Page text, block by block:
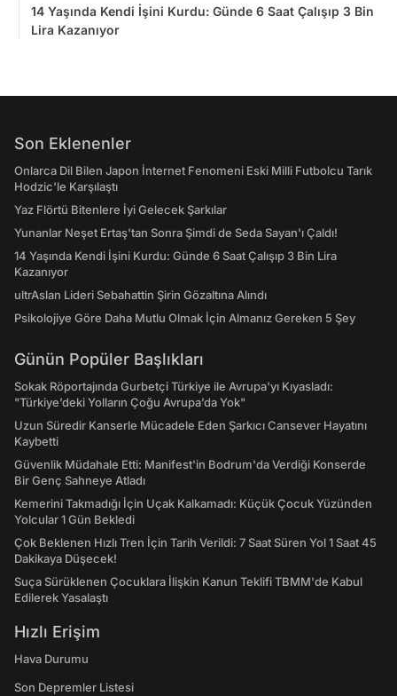
14 Yaşında Kendi İşini Kurdu: Günde 6 Saat Çalışıp 3 Bin
Lira Kazanıyor
Son Eklenenler
Onlarca Dil Bilen Japon İnternet Fenomeni Eski Milli Futbolcu Tarık
Hodzic'le Karşılaştı
Yaz Flörtü Bitenlere İyi Gelecek Şarkılar
Yunanlar Neşet Ertaş'tan Sonra Şimdi de Seda Sayan'ı Çaldı!
14 Yaşında Kendi İşini Kurdu: Günde 6 Saat Çalışıp 3 Bin Lira
Kazanıyor
ultrAslan Lideri Sebahattin Şirin Gözaltına Alındı
Psikolojiye Göre Daha Mutlu Olmak İçin Almanız Gereken 5 Şey
Günün Popüler Başlıkları
Sokak Röportajında Gurbetçi Türkiye ile Avrupa'yı Kıyasladı:
"Türkiye’deki Yolların Çoğu Avrupa’da Yok"
Uzun Süredir Kanserle Mücadele Eden Şarkıcı Cansever Hayatını
Kaybetti
Güvenlik Müdahale Etti: Manifest'in Bodrum'da Verdiği Konserde
Bir Genç Sahneye Atladı
Kemerini Takmadığı İçin Uçak Kalkamadı: Küçük Çocuk Yüzünden
Yolcular 1 Gün Bekledi
Çok Beklenen Hızlı Tren İçin Tarih Verildi: 7 Saat Süren Yol 1 Saat 45
Dakikaya Düşecek!
Suça Sürüklenen Çocuklara İlişkin Kanun Teklifi TBMM'de Kabul
Edilerek Yasalaştı
Hızlı Erişim
Hava Durumu
Son Depremler Listesi